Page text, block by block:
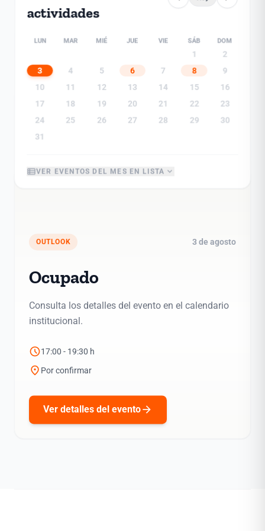
actividades
LUN MAR MIÉ JUE VIE SÁB DOM
1 2
3 4 5 6 7 8 9
10 11 12 13 14 15 16
17 18 19 20 21 22 23
24 25 26 27 28 29 30
31
view_listVER EVENTOS DEL MES EN LISTA expand_more
OUTLOOK 3 de agosto
Ocupado
Consulta los detalles del evento en el calendario
institucional.
schedule17:00 - 19:30 h
location_on Por confirmar
Ver detalles del eventoarrow_forward